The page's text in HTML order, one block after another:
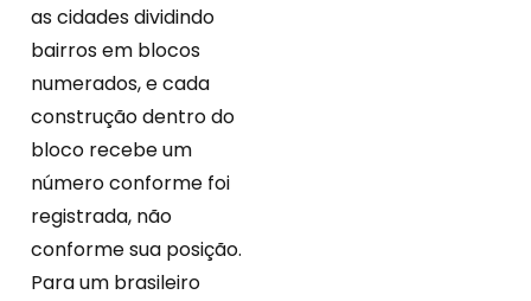
as cidades dividindo
bairros em blocos
numerados, e cada
construção dentro do
bloco recebe um
número conforme foi
registrada, não
conforme sua posição.
Para um brasileiro